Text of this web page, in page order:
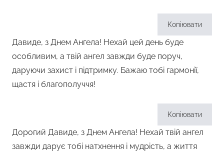
Копіювати
Давиде, з Днем Ангела! Нехай цей день буде
особливим, а твій ангел завжди буде поруч,
даруючи захист і підтримку. Бажаю тобі гармонії,
щастя і благополуччя!
Копіювати
Дорогий Давиде, з Днем Ангела! Нехай твій ангел
завжди дарує тобі натхнення і мудрість, а життя